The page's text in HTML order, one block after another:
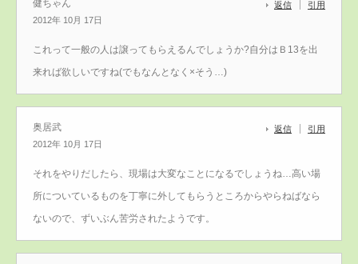
健ちゃん
2012年 10月 17日
返信 引用
これって一般の人は譲ってもらえるんでしょうか?自分はＢ13を出
来れば欲しいですね(でもなんとなく×そう…)
奥居武
2012年 10月 17日
返信 引用
それをやりだしたら、現場は大変なことになるでしょうね…高い場
所についているものを丁寧に外してもらうところからやらねばなら
ないので、ずいぶん苦労されたようです。